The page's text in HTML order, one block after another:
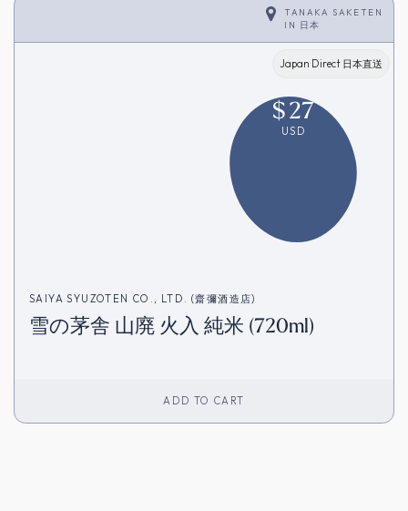
TANAKA SAKETEN
IN 日本
Japan Direct 日本直送
$27
USD
SAIYA SYUZOTEN CO., LTD. (齋彌酒造店)
雪の茅舎 山廃 火入 純米 (720ml)
ADD TO CART